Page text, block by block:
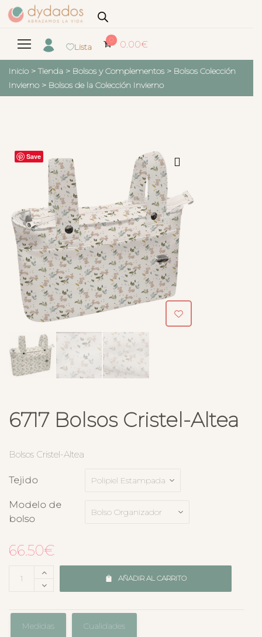
Lista
0 0.00€
Inicio > Tienda > Bolsos y Complementos > Bolsos Colección
Invierno > Bolsos de la Colección Invierno
Save
6717 Bolsos Cristel-Altea
Bolsos Cristel-Altea
Tejido
Modelo de
bolso
66.50€
AÑADIR AL CARRITO
Medidas Cualidades